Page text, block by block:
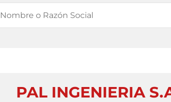
PAL INGENIERIA